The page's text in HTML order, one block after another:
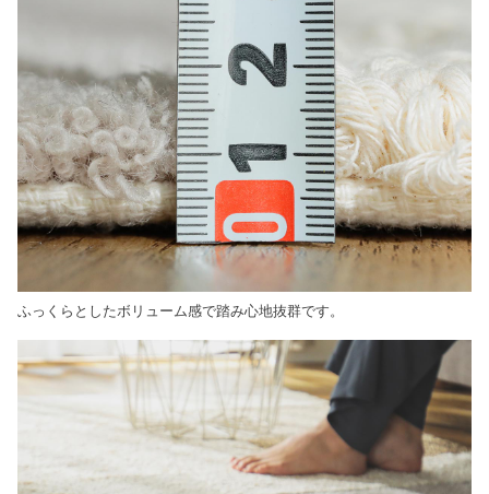
ふっくらとしたボリューム感で踏み心地抜群です。